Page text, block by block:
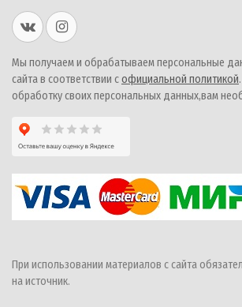
Мы получаем и обрабатываем персональные
сайта в соответствии софициальной политикой
обработку своих персональных данных,вам
При использовании материалов с сайта
на источник.